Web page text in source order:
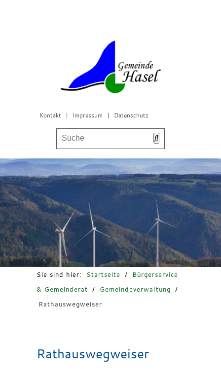
Kontakt | Impressum | Datenschutz
Bürgerservice & Gemeinderat
Leben in Hasel
Freizeit & Tourismus
Sie sind hier: Startseite /
Bürgerservice
& Gemeinderat
/ Gemeindeverwaltung
/
Rathauswegweiser
Rathauswegweiser